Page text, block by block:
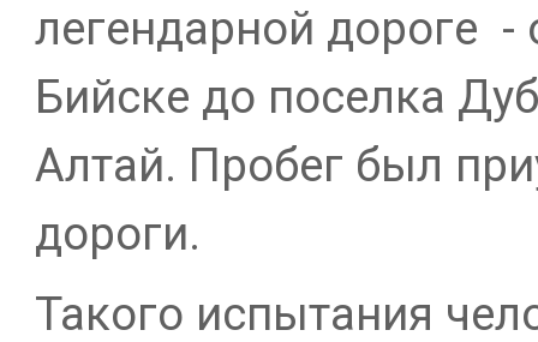
легендарной дороге -
Бийске до поселка
Алтай. Пробег был
дороги.
Такого испытания